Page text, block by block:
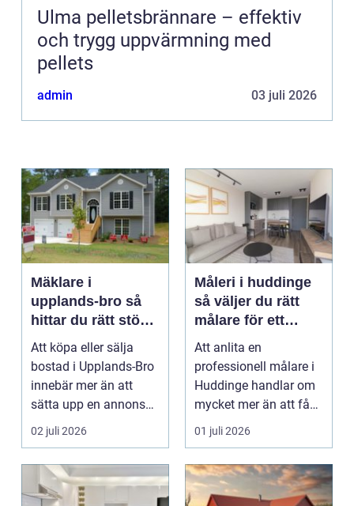
Ulma pelletsbrännare – effektiv
och trygg uppvärmning med
pellets
admin 03 juli 2026
Mäklare i
upplands-bro så
hittar du rätt stöd
för din
bostadsaffär
Att köpa eller sälja
bostad i Upplands-Bro
innebär mer än att
sätta upp en annons
och vänta in bud. ...
02 juli 2026
Måleri i huddinge
så väljer du rätt
målare för ett
hållbart resultat
Att anlita en
professionell målare i
Huddinge handlar om
mycket mer än att få
nya färger på
väggarna...
01 juli 2026